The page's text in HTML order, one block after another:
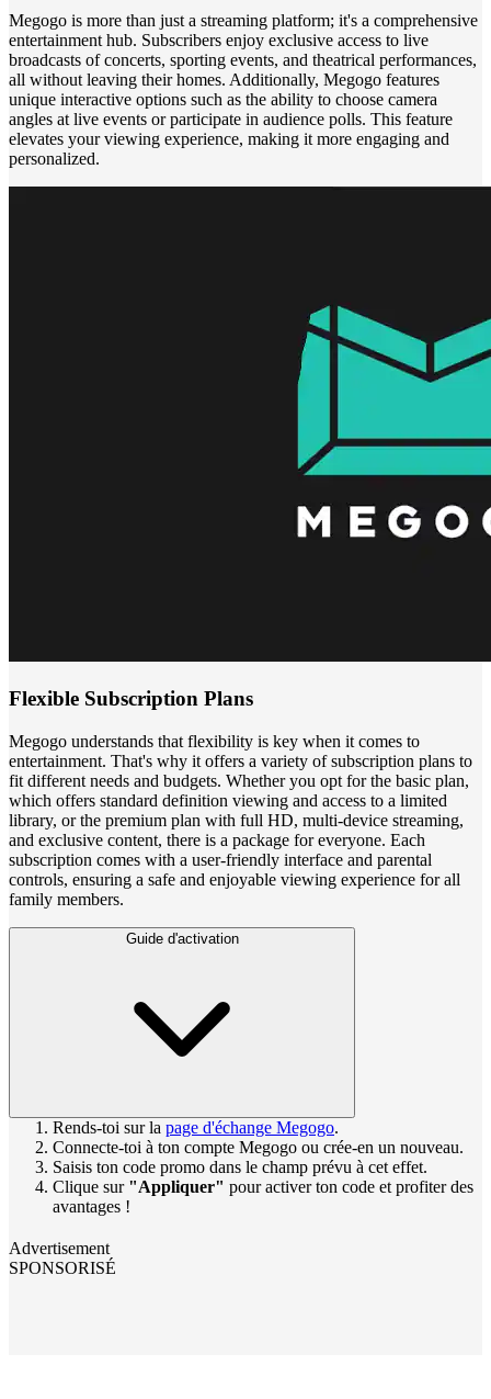
Megogo is more than just a streaming platform; it's a comprehensive
entertainment hub. Subscribers enjoy exclusive access to live
broadcasts of concerts, sporting events, and theatrical performances,
all without leaving their homes. Additionally, Megogo features
unique interactive options such as the ability to choose camera
angles at live events or participate in audience polls. This feature
elevates your viewing experience, making it more engaging and
personalized.
Flexible Subscription Plans
Megogo understands that flexibility is key when it comes to
entertainment. That's why it offers a variety of subscription plans to
fit different needs and budgets. Whether you opt for the basic plan,
which offers standard definition viewing and access to a limited
library, or the premium plan with full HD, multi-device streaming,
and exclusive content, there is a package for everyone. Each
subscription comes with a user-friendly interface and parental
controls, ensuring a safe and enjoyable viewing experience for all
family members.
Guide d'activation
Rends-toi sur la page d'échange Megogo.
Connecte-toi à ton compte Megogo ou crée-en un nouveau.
Saisis ton code promo dans le champ prévu à cet effet.
Clique sur "Appliquer" pour activer ton code et profiter des
avantages !
Advertisement
SPONSORISÉ